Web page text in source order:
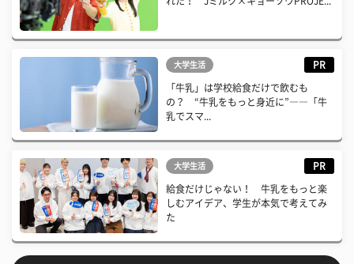
大学生活 PR
「牛乳」は学校給食だけで飲むも
の？ “牛乳をもっと身近に”――「牛
乳でスマ...
大学生活 PR
給食だけじゃない！ 牛乳をもっと楽
しむアイデア、学生が本気で考えてみ
た